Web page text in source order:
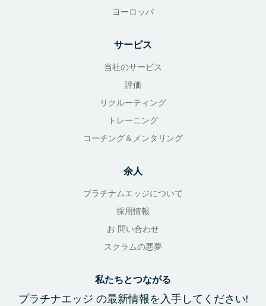
ヨーロッパ
サービス
当社のサービス
評価
リクルーティング
トレーニング
コーチング＆メンタリング
余人
プラチナムエッジについて
採用情報
お 問い合わせ
スクラムの悪夢
私たちとつながる
プラチナエッジ の最新情報を入手してください!